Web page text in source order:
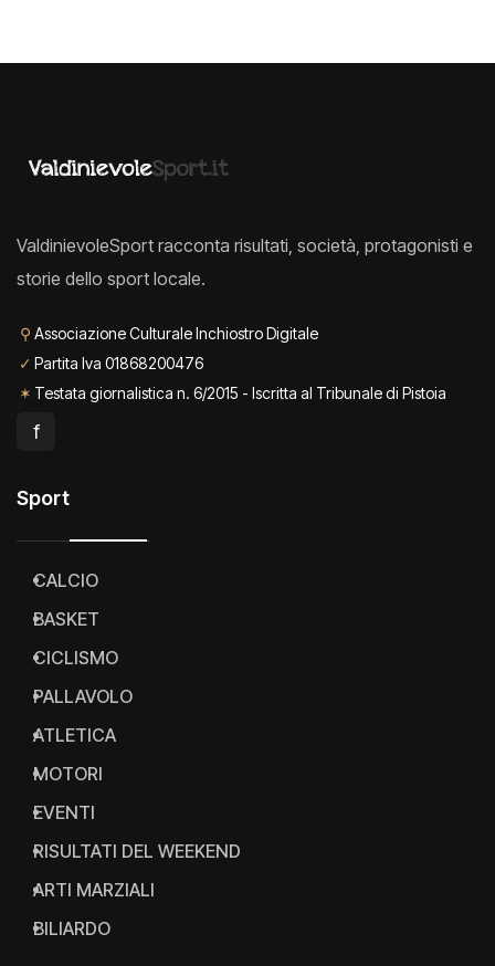
ValdinievoleSport racconta risultati, società, protagonisti e
storie dello sport locale.
⚲ Associazione Culturale Inchiostro Digitale
✓ Partita Iva 01868200476
✶ Testata giornalistica n. 6/2015 - Iscritta al Tribunale di Pistoia
f
Sport
CALCIO
BASKET
CICLISMO
PALLAVOLO
ATLETICA
MOTORI
EVENTI
RISULTATI DEL WEEKEND
ARTI MARZIALI
BILIARDO